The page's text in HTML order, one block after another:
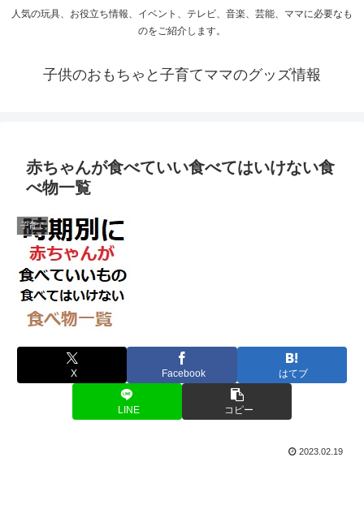
人気の玩具、お役立ち情報、イベント、テレビ、音楽、芸能、ママに必要なも
のをご紹介します。
子供のおもちゃと子育てママのグッズ情報
赤ちゃんが食べていい食べてはいけない食
べ物一覧
子育て
X Facebook はてブ
LINE コピー
2023.02.19